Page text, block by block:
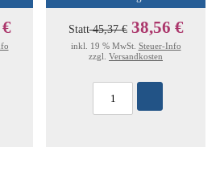
Statt45,37 € 38,56 €
inkl. 19 % MwSt. Steuer-Info
zzgl. Versandkosten